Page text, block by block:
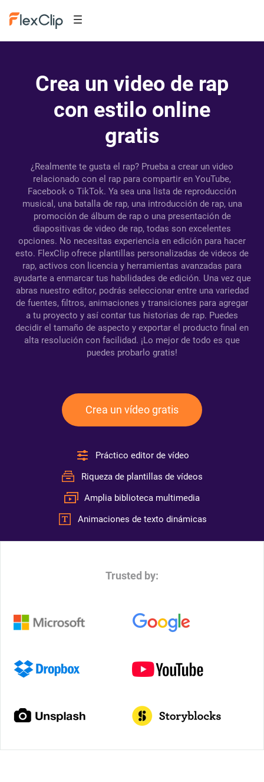
Crea un video de rap
con estilo online
gratis
¿Realmente te gusta el rap? Prueba a crear un video
relacionado con el rap para compartir en YouTube,
Facebook o TikTok. Ya sea una lista de reproducción
musical, una batalla de rap, una introducción de rap, una
promoción de álbum de rap o una presentación de
diapositivas de video de rap, todas son excelentes
opciones. No necesitas experiencia en edición para hacer
esto. FlexClip ofrece plantillas personalizadas de videos de
rap, activos con licencia y herramientas avanzadas para
ayudarte a enmarcar tus habilidades de edición. Una vez que
abras nuestro editor, podrás seleccionar entre una variedad
de fuentes, filtros, animaciones y transiciones para agregar
a tu proyecto y así contar tus historias de rap. Puedes
decidir el tamaño de aspecto y exportar el producto final en
alta resolución con facilidad. ¡Lo mejor de todo es que
puedes probarlo gratis!
Crea un vídeo gratis
Práctico editor de vídeo
Riqueza de plantillas de vídeos
Amplia biblioteca multimedia
Animaciones de texto dinámicas
Trusted by: